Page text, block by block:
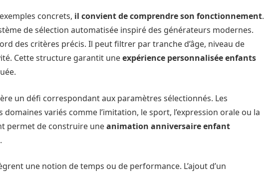
concrets, il convient de comprendre son fonctionnement.
de sélection automatisée inspiré des générateurs modernes.
des critères précis. Il peut filtrer par tranche d’âge, niveau de
Cette structure garantit uneexpérience personnalisée enfants
un défi correspondant aux paramètres sélectionnés. Les
variés comme l’imitation, le sport, l’expression orale ou la
permet de construire uneanimation anniversaire enfant
une notion de temps ou de performance. L’ajout d’un